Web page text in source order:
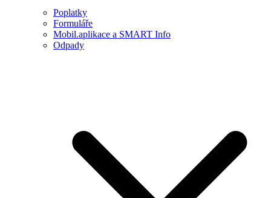
Poplatky
Formuláře
Mobil.aplikace a SMART Info
Odpady